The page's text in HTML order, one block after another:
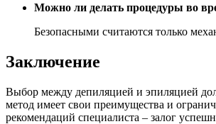
Можно ли делать процедуры во
Безопасными считаются только
Заключение
Выбор между депиляцией и эпиляцией
метод имеет свои преимущества и
рекомендаций специалиста – залог